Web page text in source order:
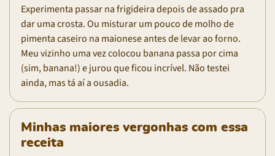
Experimenta passar na frigideira depois de assado pra
dar uma crosta. Ou misturar um pouco de molho de
pimenta caseiro na maionese antes de levar ao forno.
Meu vizinho uma vez colocou banana passa por cima
(sim, banana!) e jurou que ficou incrível. Não testei
ainda, mas tá aí a ousadia.
Minhas maiores vergonhas com essa
receita